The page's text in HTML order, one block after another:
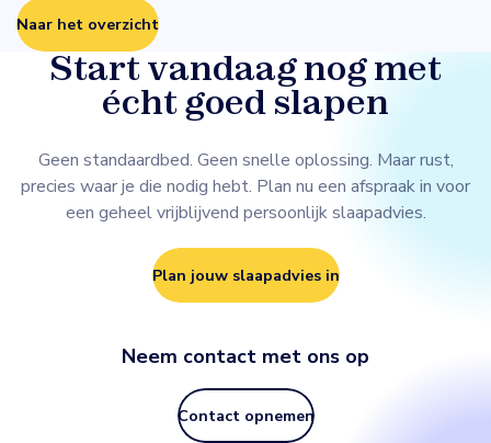
Naar het overzicht
Start vandaag nog met
écht goed slapen
Geen standaardbed. Geen snelle oplossing. Maar rust,
precies waar je die nodig hebt. Plan nu een afspraak in voor
een geheel vrijblijvend persoonlijk slaapadvies.
Plan jouw slaapadvies in
Neem contact met ons op
Contact opnemen